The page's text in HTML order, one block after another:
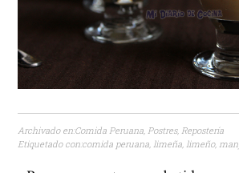
Archivado en:Comida Peruana,Postres,Repostería
Etiquetado con:comida peruana,limeña,limeño,